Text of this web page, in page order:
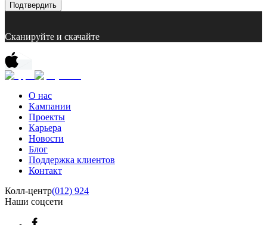
Подтвердить
Сканируйте и скачайте
О нас
Кампании
Проекты
Карьера
Новости
Блог
Поддержка клиентов
Контакт
Колл-центр(012) 924
Наши соцсети